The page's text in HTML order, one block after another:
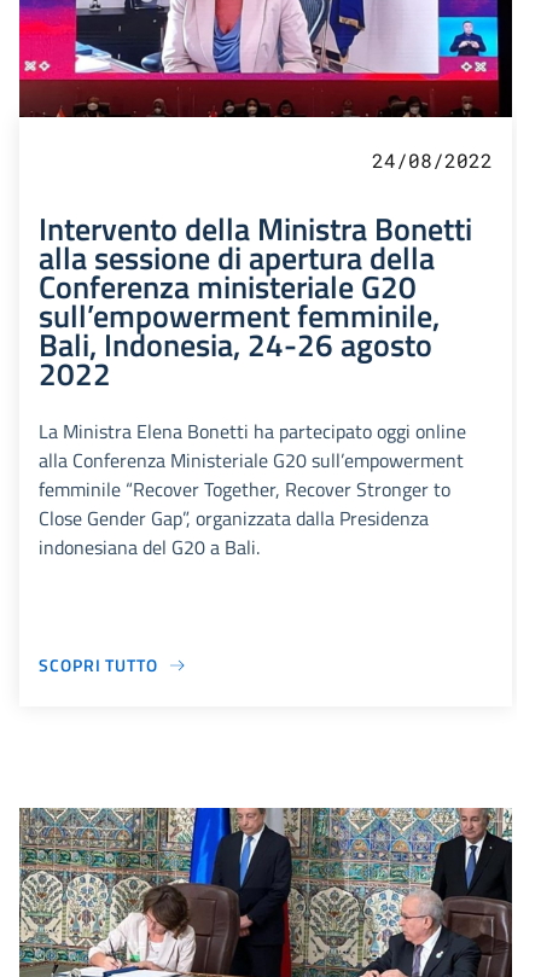
24/08/2022
Intervento della Ministra Bonetti
alla sessione di apertura della
Conferenza ministeriale G20
sull’empowerment femminile,
Bali, Indonesia, 24-26 agosto
2022
La Ministra Elena Bonetti ha partecipato oggi online
alla Conferenza Ministeriale G20 sull’empowerment
femminile “Recover Together, Recover Stronger to
Close Gender Gap”, organizzata dalla Presidenza
indonesiana del G20 a Bali.
SCOPRI TUTTO